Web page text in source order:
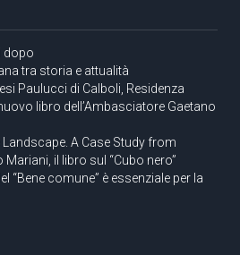
dopo
tra storia e attualità
Paulucci di Calboli, Residenza
libro dell’Ambasciatore Gaetano
Landscape. A Case Study from
Mariani, il libro sul “Cubo nero”
“Bene comune” è essenziale per la